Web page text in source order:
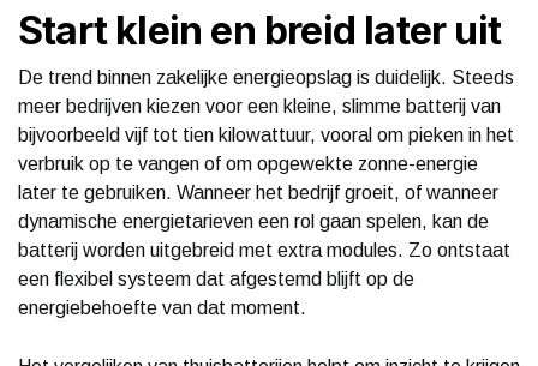
Start klein en breid later uit
De trend binnen zakelijke energieopslag is duidelijk. Steeds
meer bedrijven kiezen voor een kleine, slimme batterij van
bijvoorbeeld vijf tot tien kilowattuur, vooral om pieken in het
verbruik op te vangen of om opgewekte zonne-energie
later te gebruiken. Wanneer het bedrijf groeit, of wanneer
dynamische energietarieven een rol gaan spelen, kan de
batterij worden uitgebreid met extra modules. Zo ontstaat
een flexibel systeem dat afgestemd blijft op de
energiebehoefte van dat moment.